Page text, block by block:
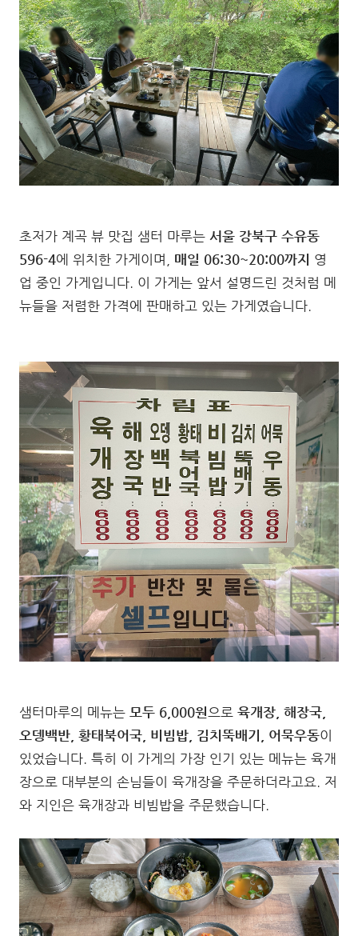
초저가 계곡 뷰 맛집 샘터 마루는 서울 강북구 수유동
596-4에 위치한 가게이며, 매일 06:30~20:00까지 영
업 중인 가게입니다. 이 가게는 앞서 설명드린 것처럼 메
뉴들을 저렴한 가격에 판매하고 있는 가게였습니다.
샘터마루의 메뉴는 모두 6,000원으로 육개장, 해장국,
오뎅백반, 황태북어국, 비빔밥, 김치뚝배기, 어묵우동이
있었습니다. 특히 이 가게의 가장 인기 있는 메뉴는 육개
장으로 대부분의 손님들이 육개장을 주문하더라고요. 저
와 지인은 육개장과 비빔밥을 주문했습니다.